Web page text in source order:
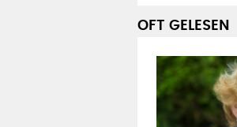
OFT GELESEN